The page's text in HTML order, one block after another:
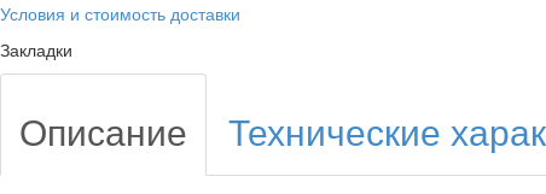
Условия и стоимость доставки
Закладки
Описание Технические